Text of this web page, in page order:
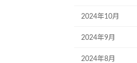
2024年10月
2024年9月
2024年8月